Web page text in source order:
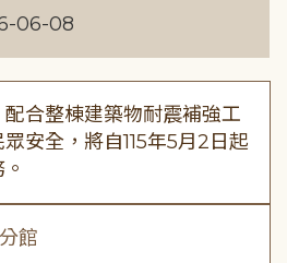
06-08
配合整棟建築物耐震補強工
安全，將自115年5月2日起
館